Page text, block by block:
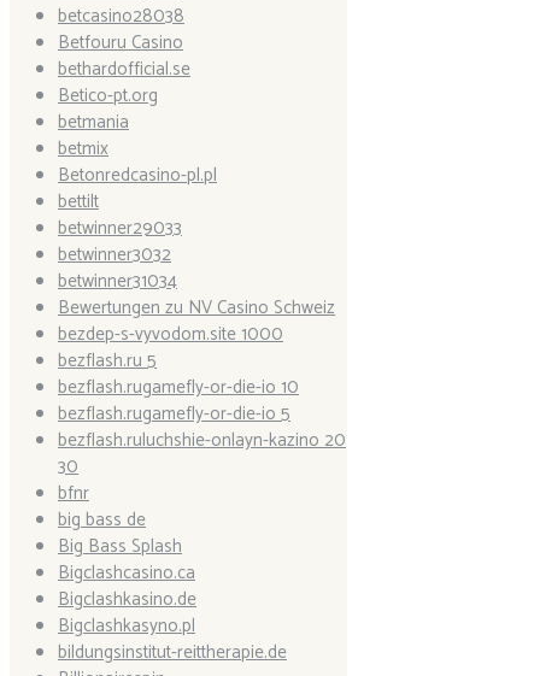
betcasino28038
Betfouru Casino
bethardofficial.se
Betico-pt.org
betmania
betmix
Betonredcasino-pl.pl
bettilt
betwinner29033
betwinner3032
betwinner31034
Bewertungen zu NV Casino Schweiz
bezdep-s-vyvodom.site 1000
bezflash.ru 5
bezflash.rugamefly-or-die-io 10
bezflash.rugamefly-or-die-io 5
bezflash.ruluchshie-onlayn-kazino 20
30
bfnr
big bass de
Big Bass Splash
Bigclashcasino.ca
Bigclashkasino.de
Bigclashkasyno.pl
bildungsinstitut-reittherapie.de